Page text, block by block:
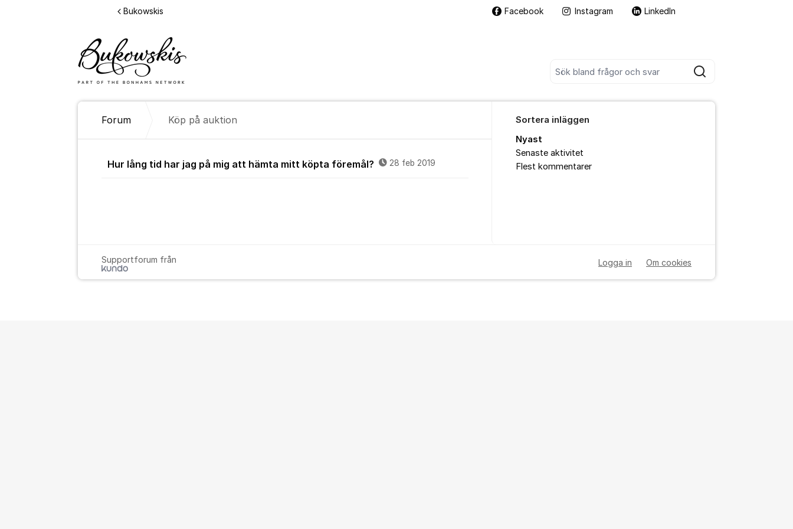
Sök
Bukowskis Facebook Instagram LinkedInFler supportlänkar
Forum Köp på auktion
Köp på auktion
Hur lång tid har jag på mig att hämta mitt köpta föremål? 28 feb 2019
Sortera inläggen
Nyast
Senaste aktivitet
Flest kommentarer
Supportforum från Logga in Om cookies